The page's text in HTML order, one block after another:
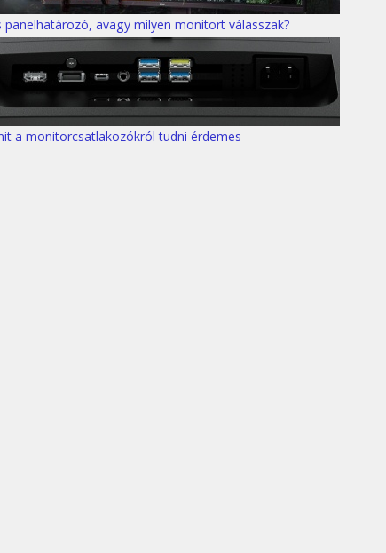
panelhatározó, avagy milyen monitort válasszak?
a monitorcsatlakozókról tudni érdemes